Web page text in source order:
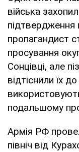
війська
підтвердження
пропагандист
просування
Сонцівці, але
відтіснили їх
подальшому
Армія РФ
північ від